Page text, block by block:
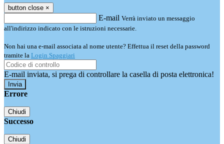
button close ×
E-mail Verrà inviato un messaggio
all'indirizzo indicato con le istruzioni necessarie.
Non hai una e-mail associata al nome utente? Effettua il reset della password
tramite la Login Spaggiari
E-mail inviata, si prega di controllare la casella di posta elettronica!
Errore
Chiudi
Successo
Chiudi